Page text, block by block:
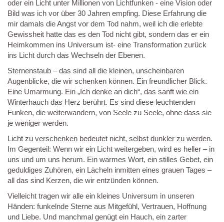
oder ein Licht unter Millionen von Lichtfunken - eine Vision oder
Bild was ich vor über 30 Jahren empfing. Diese Erfahrung die
mir damals die Angst vor dem Tod nahm, weil ich die erlebte
Gewissheit hatte das es den Tod nicht gibt, sondern das er ein
Heimkommen ins Universum ist- eine Transformation zurück
ins Licht durch das Wechseln der Ebenen.
Sternenstaub – das sind all die kleinen, unscheinbaren
Augenblicke, die wir schenken können. Ein freundlicher Blick.
Eine Umarmung. Ein „Ich denke an dich“, das sanft wie ein
Winterhauch das Herz berührt. Es sind diese leuchtenden
Funken, die weiterwandern, von Seele zu Seele, ohne dass sie
je weniger werden.
Licht zu verschenken bedeutet nicht, selbst dunkler zu werden.
Im Gegenteil: Wenn wir ein Licht weitergeben, wird es heller – in
uns und um uns herum. Ein warmes Wort, ein stilles Gebet, ein
geduldiges Zuhören, ein Lächeln inmitten eines grauen Tages –
all das sind Kerzen, die wir entzünden können.
Vielleicht tragen wir alle ein kleines Universum in unseren
Händen: funkelnde Sterne aus Mitgefühl, Vertrauen, Hoffnung
und Liebe. Und manchmal genügt ein Hauch, ein zarter